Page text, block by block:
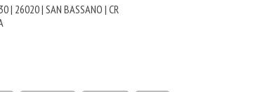
| 26020 | SAN BASSANO | CR